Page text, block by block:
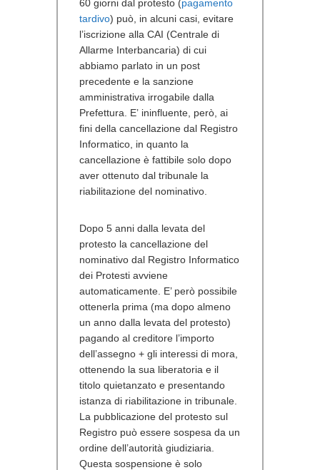
60 giorni dal protesto (pagamento
tardivo) può, in alcuni casi, evitare
l’iscrizione alla CAI (Centrale di
Allarme Interbancaria) di cui
abbiamo parlato in un post
precedente e la sanzione
amministrativa irrogabile dalla
Prefettura. E’ ininfluente, però, ai
fini della cancellazione dal Registro
Informatico, in quanto la
cancellazione è fattibile solo dopo
aver ottenuto dal tribunale la
riabilitazione del nominativo.
Dopo 5 anni dalla levata del
protesto la cancellazione del
nominativo dal Registro Informatico
dei Protesti avviene
automaticamente. E’ però possibile
ottenerla prima (ma dopo almeno
un anno dalla levata del protesto)
pagando al creditore l’importo
dell’assegno + gli interessi di mora,
ottenendo la sua liberatoria e il
titolo quietanzato e presentando
istanza di riabilitazione in tribunale.
La pubblicazione del protesto sul
Registro può essere sospesa da un
ordine dell’autorità giudiziaria.
Questa sospensione è solo